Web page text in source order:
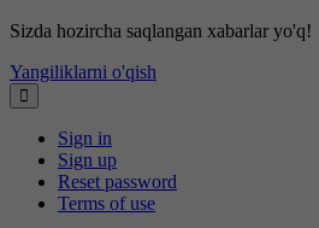
Sizda hozircha saqlangan xabarlar yo'q!
Yangiliklarni o'qish
Sign in
Sign up
Reset password
Terms of use